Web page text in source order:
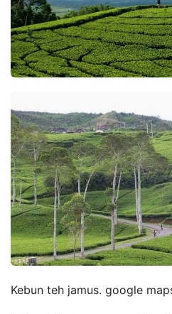
Kebun teh jamus. google